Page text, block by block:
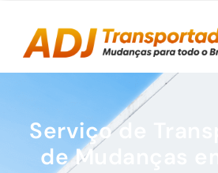
Serviço de
de Mudanças